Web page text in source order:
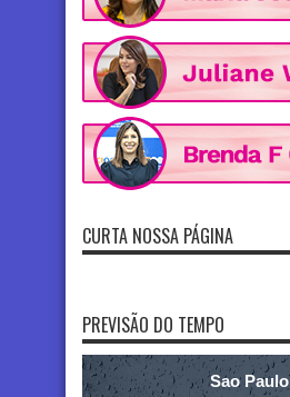
CURTA NOSSA PÁGINA
PREVISÃO DO TEMPO
Sao Paulo